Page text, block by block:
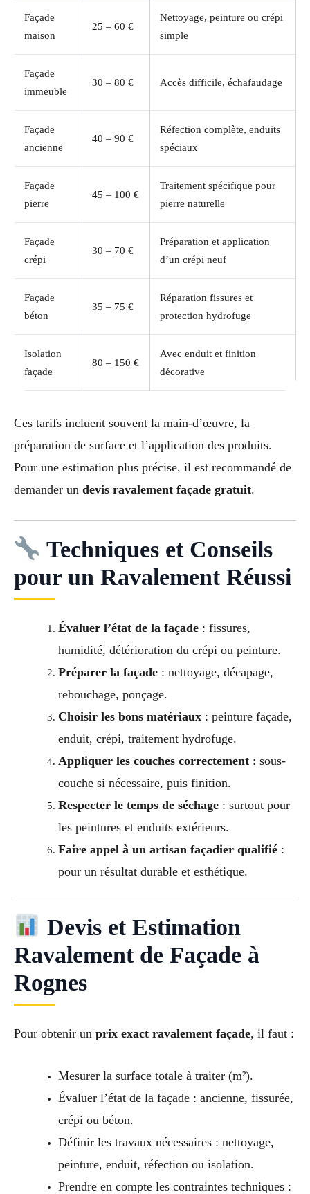
Façade
maison
25 – 60 €
Nettoyage, peinture ou crépi
simple
Façade
immeuble
30 – 80 € Accès difficile, échafaudage
Façade
ancienne
40 – 90 €
Réfection complète, enduits
spéciaux
Façade
pierre
45 – 100 €
Traitement spécifique pour
pierre naturelle
Façade
crépi
30 – 70 €
Préparation et application
d’un crépi neuf
Façade
béton
35 – 75 €
Réparation fissures et
protection hydrofuge
Isolation
façade
80 – 150 €
Avec enduit et finition
décorative
Ces tarifs incluent souvent la main-d’œuvre, la
préparation de surface et l’application des produits.
Pour une estimation plus précise, il est recommandé de
demander un devis ravalement façade gratuit.
Techniques et Conseils
pour un Ravalement Réussi
Évaluer l’état de la façade: fissures,
humidité, détérioration du crépi ou peinture.
Préparer la façade: nettoyage, décapage,
rebouchage, ponçage.
Choisir les bons matériaux: peinture façade,
enduit, crépi, traitement hydrofuge.
Appliquer les couches correctement: sous-
couche si nécessaire, puis finition.
Respecter le temps de séchage: surtout pour
les peintures et enduits extérieurs.
Faire appel à un artisan façadier qualifié:
pour un résultat durable et esthétique.
Devis et Estimation
Ravalement de Façade à
Rognes
Pour obtenir un prix exact ravalement façade, il faut :
Mesurer la surface totale à traiter (m²).
Évaluer l’état de la façade : ancienne, fissurée,
crépi ou béton.
Définir les travaux nécessaires : nettoyage,
peinture, enduit, réfection ou isolation.
Prendre en compte les contraintes techniques :